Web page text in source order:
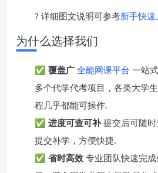
? 详细图文说明可参考新手快
为什么选择我们
✅ 覆盖广 全能网课平台 一站
多个代学代考项目，各类大学
程几乎都能可操作.
✅ 进度可查可补提交后可随时
提交补学，方便快捷.
✅ 省时高效 专业团队快速完